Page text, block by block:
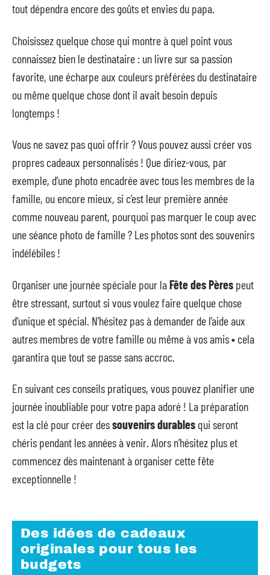
tout dépendra encore des goûts et envies du papa.
Choisissez quelque chose qui montre à quel point vous
connaissez bien le destinataire : un livre sur sa passion
favorite, une écharpe aux couleurs préférées du destinataire
ou même quelque chose dont il avait besoin depuis
longtemps !
Vous ne savez pas quoi offrir ? Vous pouvez aussi créer vos
propres cadeaux personnalisés ! Que diriez-vous, par
exemple, d’une photo encadrée avec tous les membres de la
famille, ou encore mieux, si c’est leur première année
comme nouveau parent, pourquoi pas marquer le coup avec
une séance photo de famille ? Les photos sont des souvenirs
indélébiles !
Organiser une journée spéciale pour laFête des Pères peut
être stressant, surtout si vous voulez faire quelque chose
d’unique et spécial. N’hésitez pas à demander de l’aide aux
autres membres de votre famille ou même à vos amis • cela
garantira que tout se passe sans accroc.
En suivant ces conseils pratiques, vous pouvez planifier une
journée inoubliable pour votre papa adoré ! La préparation
est la clé pour créer dessouvenirs durables qui seront
chéris pendant les années à venir. Alors n’hésitez plus et
commencez dès maintenant à organiser cette fête
exceptionnelle !
Des idées de cadeaux
originales pour tous les
budgets